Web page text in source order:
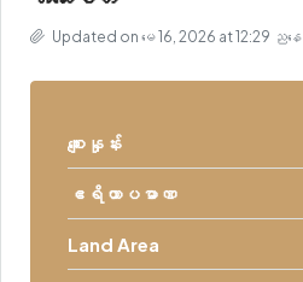
Updated on မေ 16, 2026 at 12:29 ညနေ
စျေးနှုန်း
ဧရိယာပမာဏ
Land Area